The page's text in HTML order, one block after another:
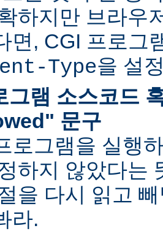
하지만 브라우
면, CGI 프로그
Type을 설
그램 소스코드
문구
로그램을 실행
하지 않았다는
을 다시 읽고
라.